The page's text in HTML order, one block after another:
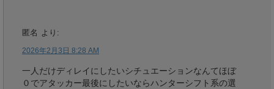
匿名 より:
2026年2月3日 8:28 AM
一人だけディレイにしたいシチュエーションなんてほぼ
０でアタッカー最後にしたいならハンターシフト系の選